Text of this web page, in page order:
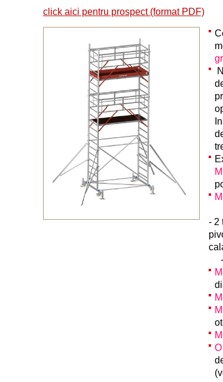
click aici pentru prospect (format PDF)
- 2
-